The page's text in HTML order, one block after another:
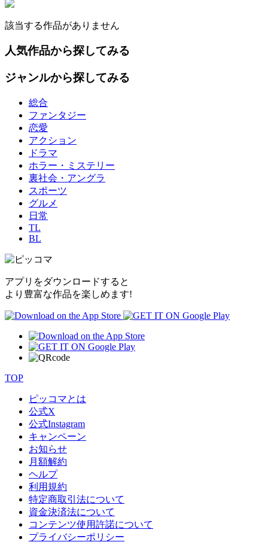
該当する作品がありません
人気作品から探してみる
ジャンルから探してみる
総合
ファンタジー
恋愛
アクション
ドラマ
ホラー・ミステリー
裏社会・アングラ
スポーツ
グルメ
日常
TL
BL
アプリをダウンロードすると
より豊富な作品を楽しめます!
TOP
ピッコマとは
公式X
公式Instagram
キャンペーン
お知らせ
月額解約
ヘルプ
利用規約
特定商取引法について
資金決済法について
コンテンツ使用許諾について
プライバシーポリシー